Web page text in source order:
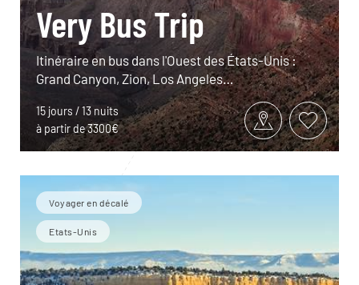
Very Bus Trip
Itinéraire en bus dans l'Ouest des États-Unis :
Grand Canyon, Zion, Los Angeles…
15 jours / 13 nuits
à partir de 3300€
Voyager en décalé
Etats-Unis